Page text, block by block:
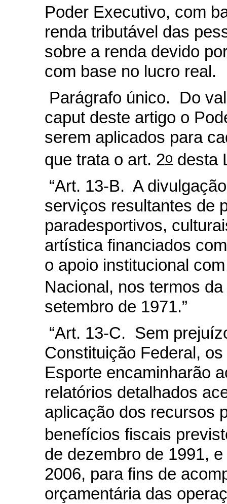
Poder Executivo, com
renda tributável das
sobre a renda devido
com base no lucro real.
Parágrafo único. Do
caput deste artigo o
serem aplicados para
que trata o art. 2o desta
“Art. 13-B. A
serviços resultantes de
paradesportivos,
artística financiados
o apoio institucional
Nacional, nos termos da
setembro de 1971.”
“Art. 13-C. Sem
Constituição Federal,
Esporte encaminharão
relatórios detalhados
aplicação dos recursos
benefícios fiscais
de dezembro de 1991,
2006, para fins de
orçamentária das